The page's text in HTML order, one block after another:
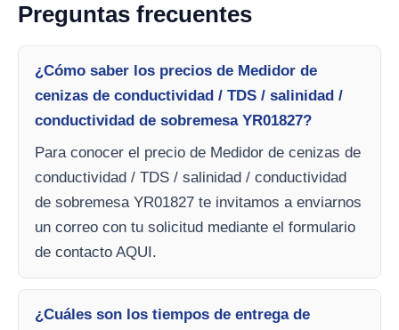
Preguntas frecuentes
¿Cómo saber los precios de Medidor de
cenizas de conductividad / TDS / salinidad /
conductividad de sobremesa YR01827?
Para conocer el precio de Medidor de cenizas de
conductividad / TDS / salinidad / conductividad
de sobremesa YR01827 te invitamos a enviarnos
un correo con tu solicitud mediante el formulario
de contacto AQUI.
¿Cuáles son los tiempos de entrega de